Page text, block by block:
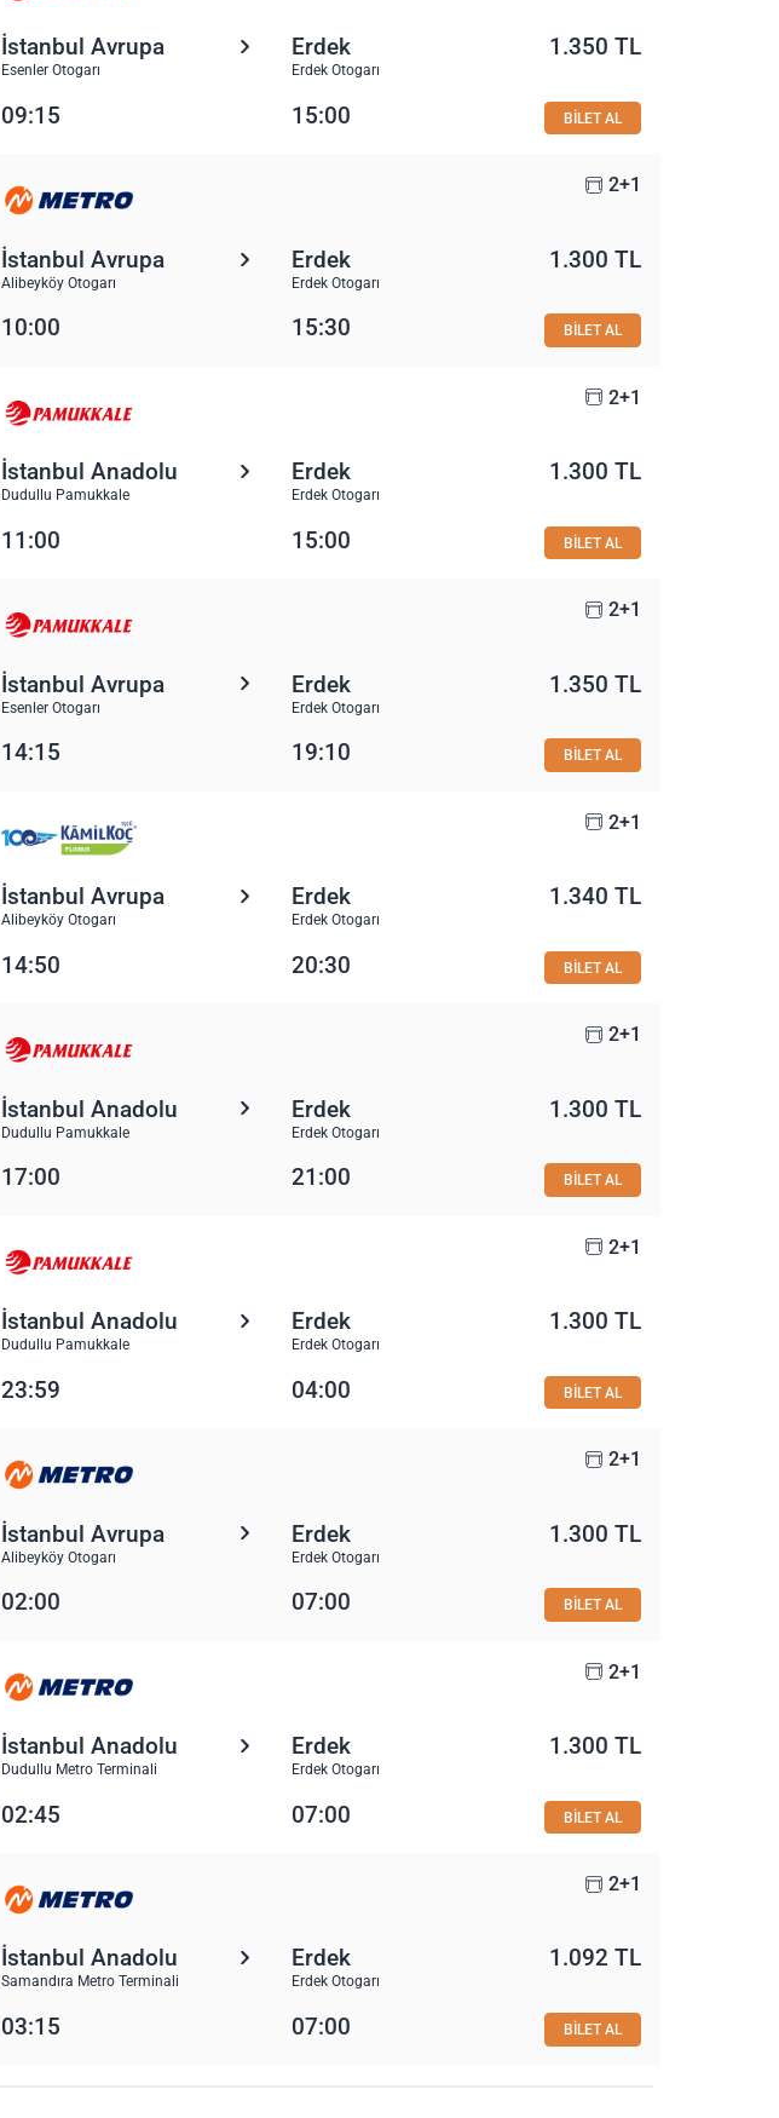
İstanbul Avrupa
Esenler Otogarı
Erdek
Erdek Otogarı
1.350 TL
09:15 15:00 BİLET AL
2+1
İstanbul Avrupa
Alibeyköy Otogarı
Erdek
Erdek Otogarı
1.300 TL
10:00 15:30 BİLET AL
2+1
İstanbul Anadolu
Dudullu Pamukkale
Erdek
Erdek Otogarı
1.300 TL
11:00 15:00 BİLET AL
2+1
İstanbul Avrupa
Esenler Otogarı
Erdek
Erdek Otogarı
1.350 TL
14:15 19:10 BİLET AL
2+1
İstanbul Avrupa
Alibeyköy Otogarı
Erdek
Erdek Otogarı
1.340 TL
14:50 20:30 BİLET AL
2+1
İstanbul Anadolu
Dudullu Pamukkale
Erdek
Erdek Otogarı
1.300 TL
17:00 21:00 BİLET AL
2+1
İstanbul Anadolu
Dudullu Pamukkale
Erdek
Erdek Otogarı
1.300 TL
23:59 04:00 BİLET AL
2+1
İstanbul Avrupa
Alibeyköy Otogarı
Erdek
Erdek Otogarı
1.300 TL
02:00 07:00 BİLET AL
2+1
İstanbul Anadolu
Dudullu Metro Terminali
Erdek
Erdek Otogarı
1.300 TL
02:45 07:00 BİLET AL
2+1
İstanbul Anadolu
Samandıra Metro Terminali
Erdek
Erdek Otogarı
1.092 TL
03:15 07:00 BİLET AL